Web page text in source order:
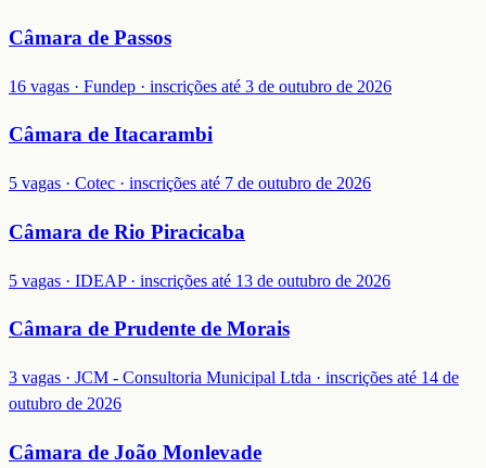
Câmara de Passos
16 vagas · Fundep · inscrições até 3 de outubro de 2026
Câmara de Itacarambi
5 vagas · Cotec · inscrições até 7 de outubro de 2026
Câmara de Rio Piracicaba
5 vagas · IDEAP · inscrições até 13 de outubro de 2026
Câmara de Prudente de Morais
3 vagas · JCM - Consultoria Municipal Ltda · inscrições até 14 de
outubro de 2026
Câmara de João Monlevade